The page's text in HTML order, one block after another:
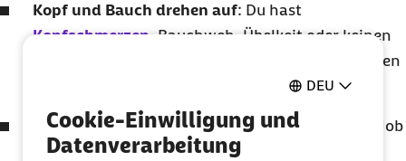
DEU
Cookie-Einwilligung und
Datenverarbeitung
Kopf und Bauch drehen auf: Du hast
Kopfschmerzen , Bauchweh, Übelkeit oder keinen
Appetit, vor allem dann, wenn wieder Nachrichten
Energie im Keller: Schule, Uni, Ausbildung oder Job
fühlen sich plötzlich doppelt anstrengend an.